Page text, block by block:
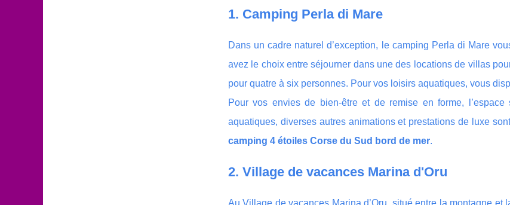
1. Camping Perla di Mare
Dans un cadre naturel d’exception, le camping Perla di Mare
avez le choix entre séjourner dans une des locations de villas
pour quatre à six personnes. Pour vos loisirs aquatiques, vous
Pour vos envies de bien-être et de remise en forme,
aquatiques, diverses autres animations et prestations de luxe
camping 4 étoiles Corse du Sud bord de mer.
2. Village de vacances Marina d'Oru
Au Village de vacances Marina d’Oru, situé entre la montagne